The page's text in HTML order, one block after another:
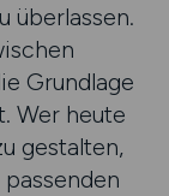
überlassen.
Grundlage
Wer heute
gestalten,